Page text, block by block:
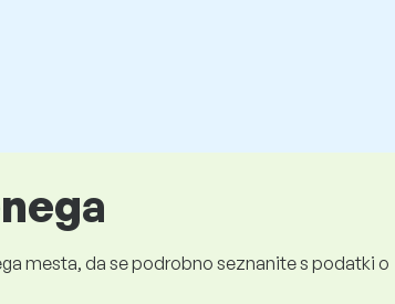
mesta, da se podrobno seznanite s podatki o